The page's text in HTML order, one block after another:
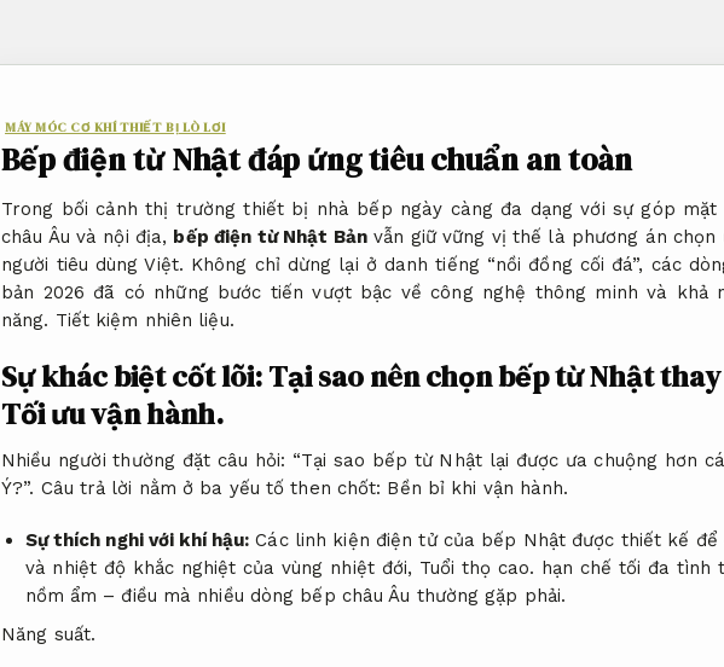
MÁY MÓC CƠ KHÍ THIẾT BỊ LÒ LƠI
Bếp điện từ Nhật đáp ứng tiêu chuẩn an toàn
Trong bối cảnh thị trường thiết bị nhà bếp ngày càng đa dạng với sự góp mặt
châu Âu và nội địa, bếp điện từ Nhật Bảnvẫn giữ vững vị thế là phương án chọn
người tiêu dùng Việt. Không chỉ dừng lại ở danh tiếng “nồi đồng cối đá”, các
bản 2026 đã có những bước tiến vượt bậc về công nghệ thông minh và khả
năng. Tiết kiệm nhiên liệu.
Sự khác biệt cốt lõi: Tại sao nên chọn bếp từ Nhật
Tối ưu vận hành.
Nhiều người thường đặt câu hỏi: “Tại sao bếp từ Nhật lại được ưa chuộng hơn
Ý?”. Câu trả lời nằm ở ba yếu tố then chốt: Bền bỉ khi vận hành.
Sự thích nghi với khí hậu: Các linh kiện điện tử của bếp Nhật được thiết kế để
và nhiệt độ khắc nghiệt của vùng nhiệt đới, Tuổi thọ cao. hạn chế tối đa tình
nồm ẩm – điều mà nhiều dòng bếp châu Âu thường gặp phải.
Năng suất.